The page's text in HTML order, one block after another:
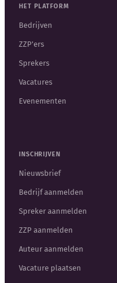
HET PLATFORM
Bedrijven
ZZP'ers
Sprekers
Vacatures
Evenementen
INSCHRIJVEN
Nieuwsbrief
Bedrijf aanmelden
Spreker aanmelden
ZZP aanmelden
Auteur aanmelden
Vacature plaatsen